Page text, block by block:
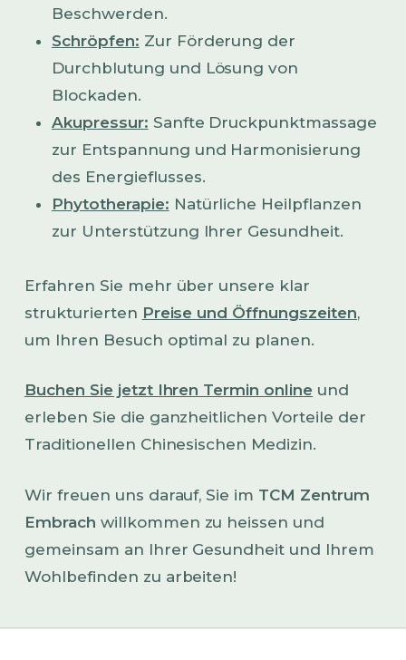
Beschwerden.
Schröpfen: Zur Förderung der
Durchblutung und Lösung von
Blockaden.
Akupressur: Sanfte Druckpunktmassage
zur Entspannung und Harmonisierung
des Energieflusses.
Phytotherapie: Natürliche Heilpflanzen
zur Unterstützung Ihrer Gesundheit.
Erfahren Sie mehr über unsere klar
strukturierten Preise und Öffnungszeiten,
um Ihren Besuch optimal zu planen.
Buchen Sie jetzt Ihren Termin online und
erleben Sie die ganzheitlichen Vorteile der
Traditionellen Chinesischen Medizin.
Wir freuen uns darauf, Sie im TCM Zentrum
Embrach willkommen zu heissen und
gemeinsam an Ihrer Gesundheit und Ihrem
Wohlbefinden zu arbeiten!